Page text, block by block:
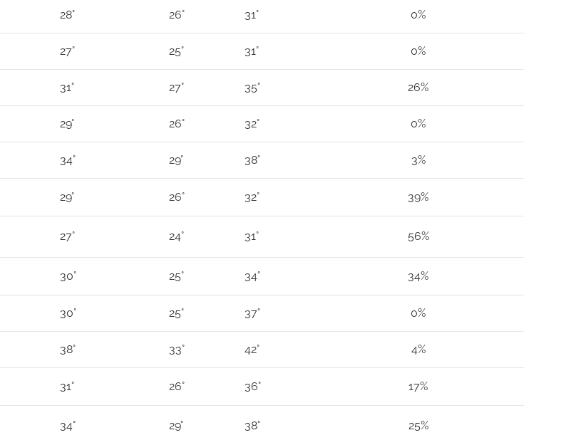
28° 26° 31° 0%
27° 25° 31° 0%
31° 27° 35° 26%
29° 26° 32° 0%
34° 29° 38° 3%
29° 26° 32° 39%
27° 24° 31° 56%
30° 25° 34° 34%
30° 25° 37° 0%
38° 33° 42° 4%
31° 26° 36° 17%
34° 29° 38° 25%